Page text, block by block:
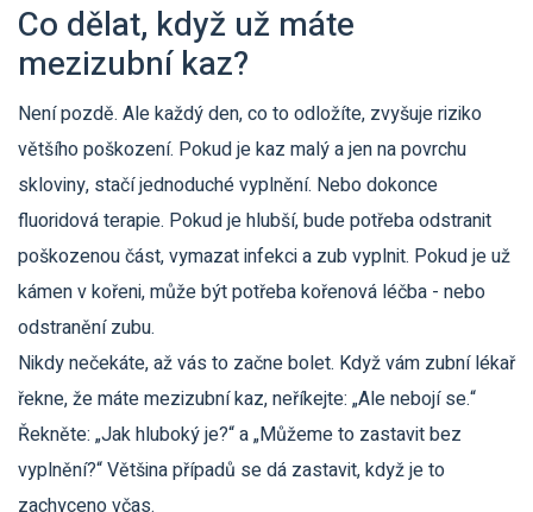
Co dělat, když už máte
mezizubní kaz?
Není pozdě. Ale každý den, co to odložíte, zvyšuje riziko
většího poškození. Pokud je kaz malý a jen na povrchu
skloviny, stačí jednoduché vyplnění. Nebo dokonce
fluoridová terapie. Pokud je hlubší, bude potřeba odstranit
poškozenou část, vymazat infekci a zub vyplnit. Pokud je už
kámen v kořeni, může být potřeba kořenová léčba - nebo
odstranění zubu.
Nikdy nečekáte, až vás to začne bolet. Když vám zubní lékař
řekne, že máte mezizubní kaz, neříkejte: „Ale nebojí se.“
Řekněte: „Jak hluboký je?“ a „Můžeme to zastavit bez
vyplnění?“ Většina případů se dá zastavit, když je to
zachyceno včas.